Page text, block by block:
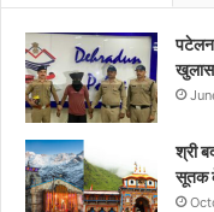
श्री
सूतक